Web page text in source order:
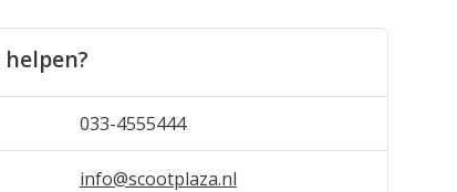
033-4555444
info@scootplaza.nl